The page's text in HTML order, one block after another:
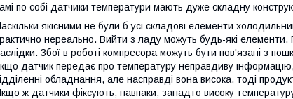
по собі датчики температури мають дуже складну
якісними не були б усі складові елементи
нереально. Вийти з ладу можуть будь-які
Збої в роботі компресора можуть бути пов'язані з
датчик передає про температуру неправдиву
обладнання, але насправді вона висока, тоді
ж датчики фіксують, навпаки, занадто високу